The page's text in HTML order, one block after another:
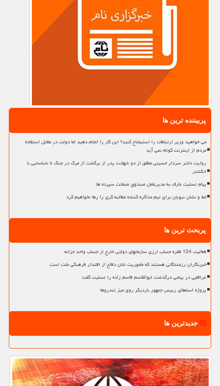
پربیننده ترین ها
می خواهید وزیر ارتباطات را استیضاح کنید؟ این کار را انجام دهید اما دولت در مقابل استفاده
مردم از اینترنت کوتاه نمی آید
روایت دختر سردار حسینی مطلق از دو شهادت پدر از برگشت از مرگ در جنگ تا شناسایی با
انگشتر
پیام تسلیت عارف به مدیرعامل صندوق ضمانت سپرده ها
خط و نشان نبویان برای تیم مذاکره کننده مطالبه گری را رها نخواهیم کرد
پربحث ترین ها
فعالیت 124 فقره حساب ارزی سازمانهای دولتی خارج از حساب واحد خزانه
خبرنگاران رزمندگانی هستند که مأموریت شان دفاع از اقتدار فرهنگی ملت است
عراقچی در پیامی درگذشت ابوالقاسم قاسم زاده را تسلیت گفت
پروژه استعفای رییس جمهور باردیگر روی میز تندروها
جدیدترین ها